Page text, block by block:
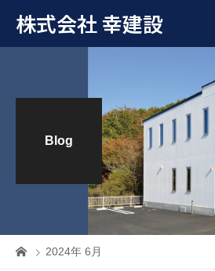
株式会社 幸建設
Blog
2024年 6月